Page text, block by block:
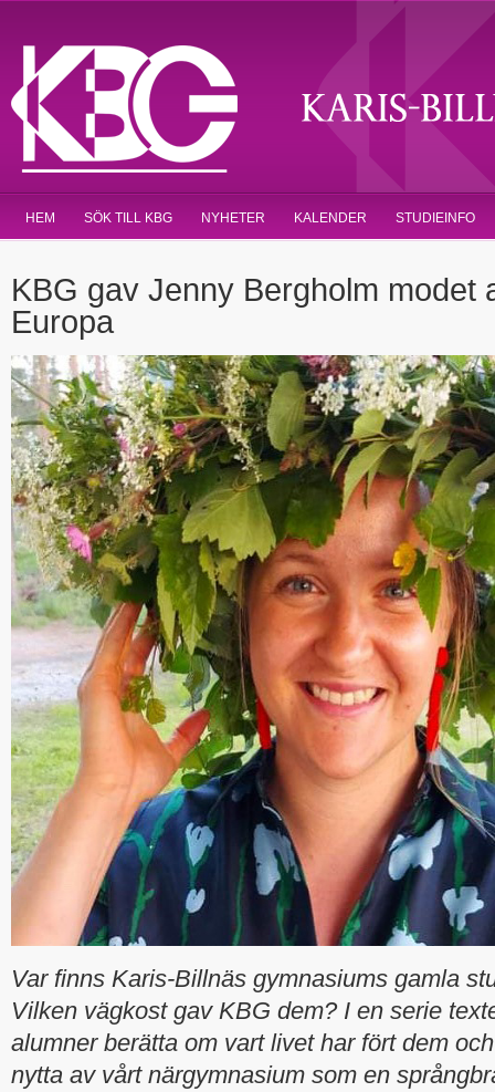
HEM SÖK TILL KBG NYHETER KALENDER STUDIEINFO
KBG gav Jenny Bergholm modet
Europa
Var finns Karis-Billnäs gymnasiums gamla
Vilken vägkost gav KBG dem?I en serie
alumner berätta om vart livet har fört dem
nytta av vårt närgymnasium som en